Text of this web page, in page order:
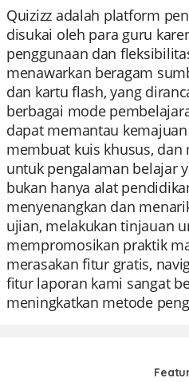
Quizizz adalah platform
disukai oleh para guru
penggunaan dan
menawarkan beragam
dan kartu flash, yang
berbagai mode
dapat memantau
membuat kuis khusus,
untuk pengalaman belajar
bukan hanya alat
menyenangkan dan
ujian, melakukan tinjauan
mempromosikan praktik
merasakan fitur gratis,
fitur laporan kami sangat
meningkatkan metode